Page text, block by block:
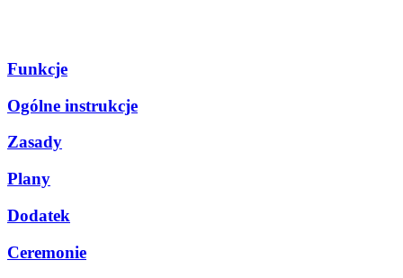
Funkcje
Ogólne instrukcje
Zasady
Plany
Dodatek
Ceremonie